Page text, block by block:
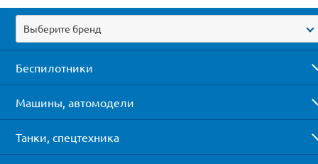
Выберите бренд
Беспилотники
Машины, автомодели
Танки, спецтехника